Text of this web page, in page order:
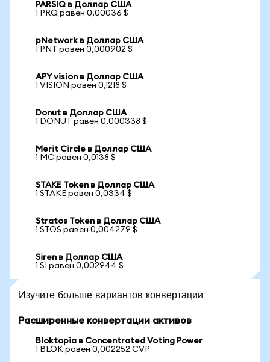
PARSIQ в Доллар США
1 PRQ равен 0,00036 $
pNetwork в Доллар США
1 PNT равен 0,000902 $
APY vision в Доллар США
1 VISION равен 0,1218 $
Donut в Доллар США
1 DONUT равен 0,000338 $
Merit Circle в Доллар США
1 MC равен 0,0138 $
STAKE Token в Доллар США
1 STAKE равен 0,0334 $
Stratos Token в Доллар США
1 STOS равен 0,004279 $
Siren в Доллар США
1 SI равен 0,002944 $
Изучите больше вариантов конвертации
Расширенные конвертации активов
Bloktopia в Concentrated Voting Power
1 BLOK равен 0,002252 CVP